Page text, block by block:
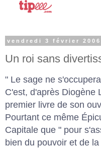
vendredi 3 février 2006
Un roi sans
" Le sage ne
C'est, d'après Diogène
premier livre de son
Pourtant ce même
Capitale que " pour
bien du pouvoir et de